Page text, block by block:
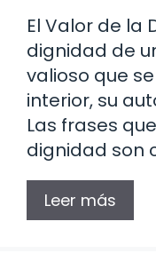
El Valor de la
dignidad de
valioso que
interior, su
Las frases
dignidad son
Leer más